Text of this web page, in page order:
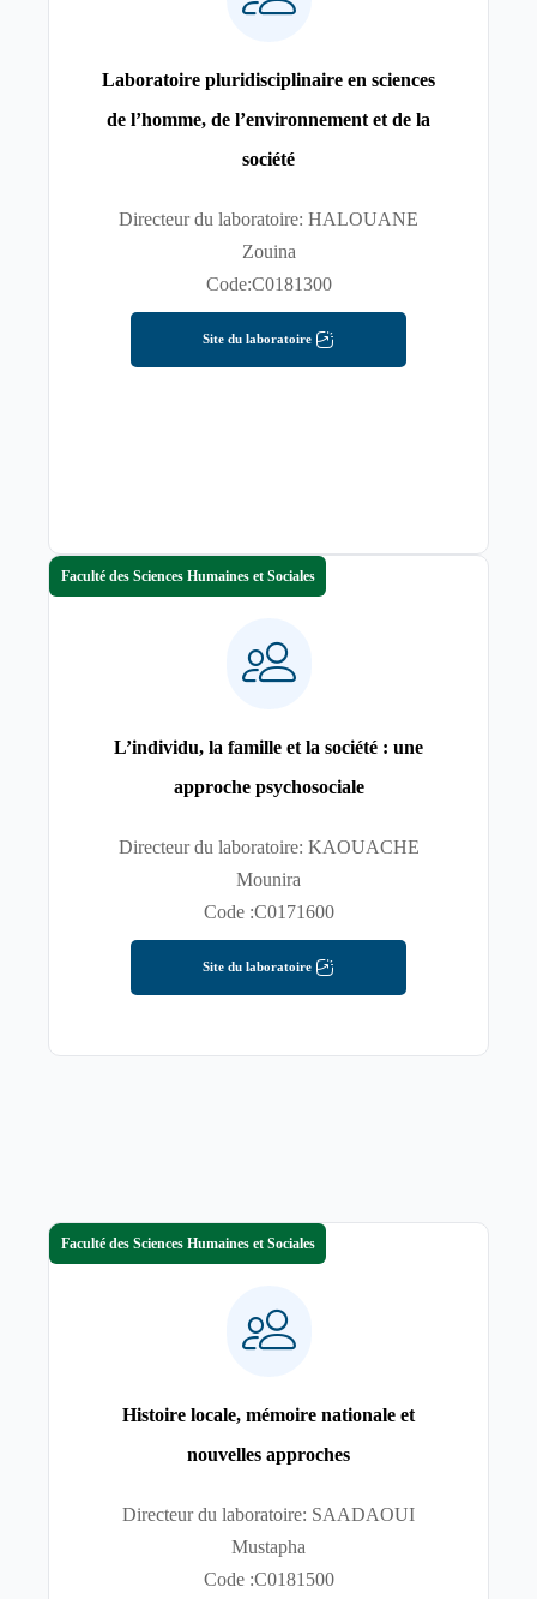
Laboratoire pluridisciplinaire en sciences
de l’homme, de l’environnement et de la
société
Directeur du laboratoire: HALOUANE
Zouina
Code:C0181300
Site du laboratoire
L’individu, la famille et la société : une
approche psychosociale
Directeur du laboratoire: KAOUACHE
Mounira
Code :C0171600
Site du laboratoire
Faculté des Sciences Humaines et Sociales
Histoire locale, mémoire nationale et
nouvelles approches
Directeur du laboratoire: SAADAOUI
Mustapha
Code :C0181500
Faculté des Sciences Humaines et Sociales